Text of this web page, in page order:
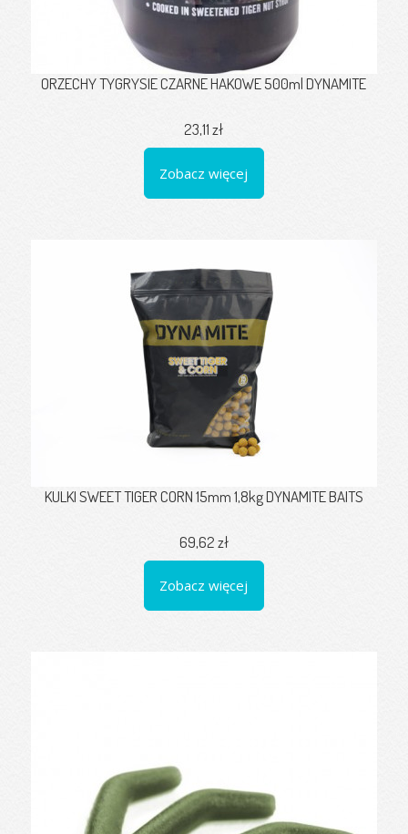
ORZECHY TYGRYSIE CZARNE HAKOWE 500ml DYNAMITE
23,11 zł
Zobacz więcej
KULKI SWEET TIGER CORN 15mm 1,8kg DYNAMITE BAITS
69,62 zł
Zobacz więcej